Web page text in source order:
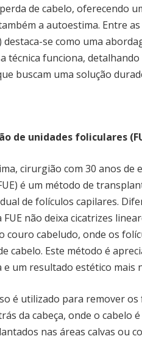
de cabelo, oferecendo
a autoestima. Entre
se como uma
técnica funciona,
buscam uma solução
de unidades foliculares
cirurgião com 30 anos de
é um método de
de folículos capilares.
não deixa cicatrizes
couro cabeludo, onde os
cabelo. Este método é
um resultado estético mais
é utilizado para remover os
da cabeça, onde o cabelo é
nas áreas calvas ou